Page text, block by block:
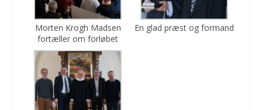
Morten Krogh Madsen
fortæller om forløbet
En glad præst og formand